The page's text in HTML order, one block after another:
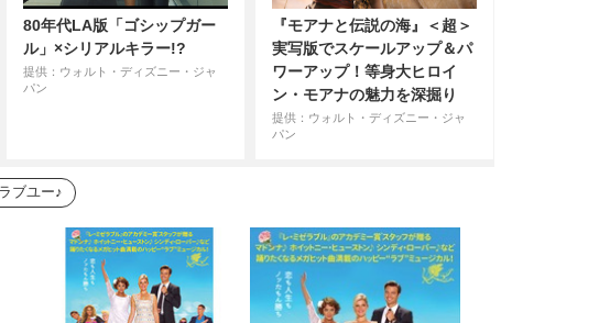
80年代LA版「ゴシップガー
ル」×シリアルキラー!?
提供：ウォルト・ディズニー・ジャ
パン
『モアナと伝説の海』＜超＞
実写版でスケールアップ＆パ
ワーアップ！等身大ヒロイ
ン・モアナの魅力を深掘り
提供：ウォルト・ディズニー・ジャ
パン
ブユー♪